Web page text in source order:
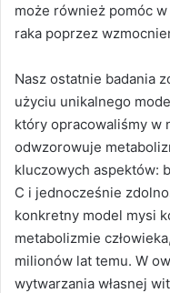
może również pomóc
raka poprzez
Nasz ostatnie badania
użyciu unikalnego
który opracowaliśmy w
odwzorowuje
kluczowych aspektów:
C i jednocześnie
konkretny model mysi
metabolizmie
milionów lat temu. W
wytwarzania własnej